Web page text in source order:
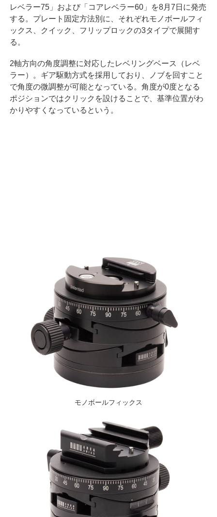
レベラー75」および「コアレベラー60」を8月7日に発売
する。プレート固定方法別に、それぞれモノボールフィ
ックス、クイック、フリップロックの3タイプで展開す
る。
2軸方向の角度調整に対応したレベリングベース（レベ
ラー）。ギア駆動方式を採用しており、ノブを回すこと
で角度の微調整が可能となっている。角度が0度となる
ポジションではクリックを設けることで、基準位置がわ
かりやすくなっているという。
モノボールフィックス